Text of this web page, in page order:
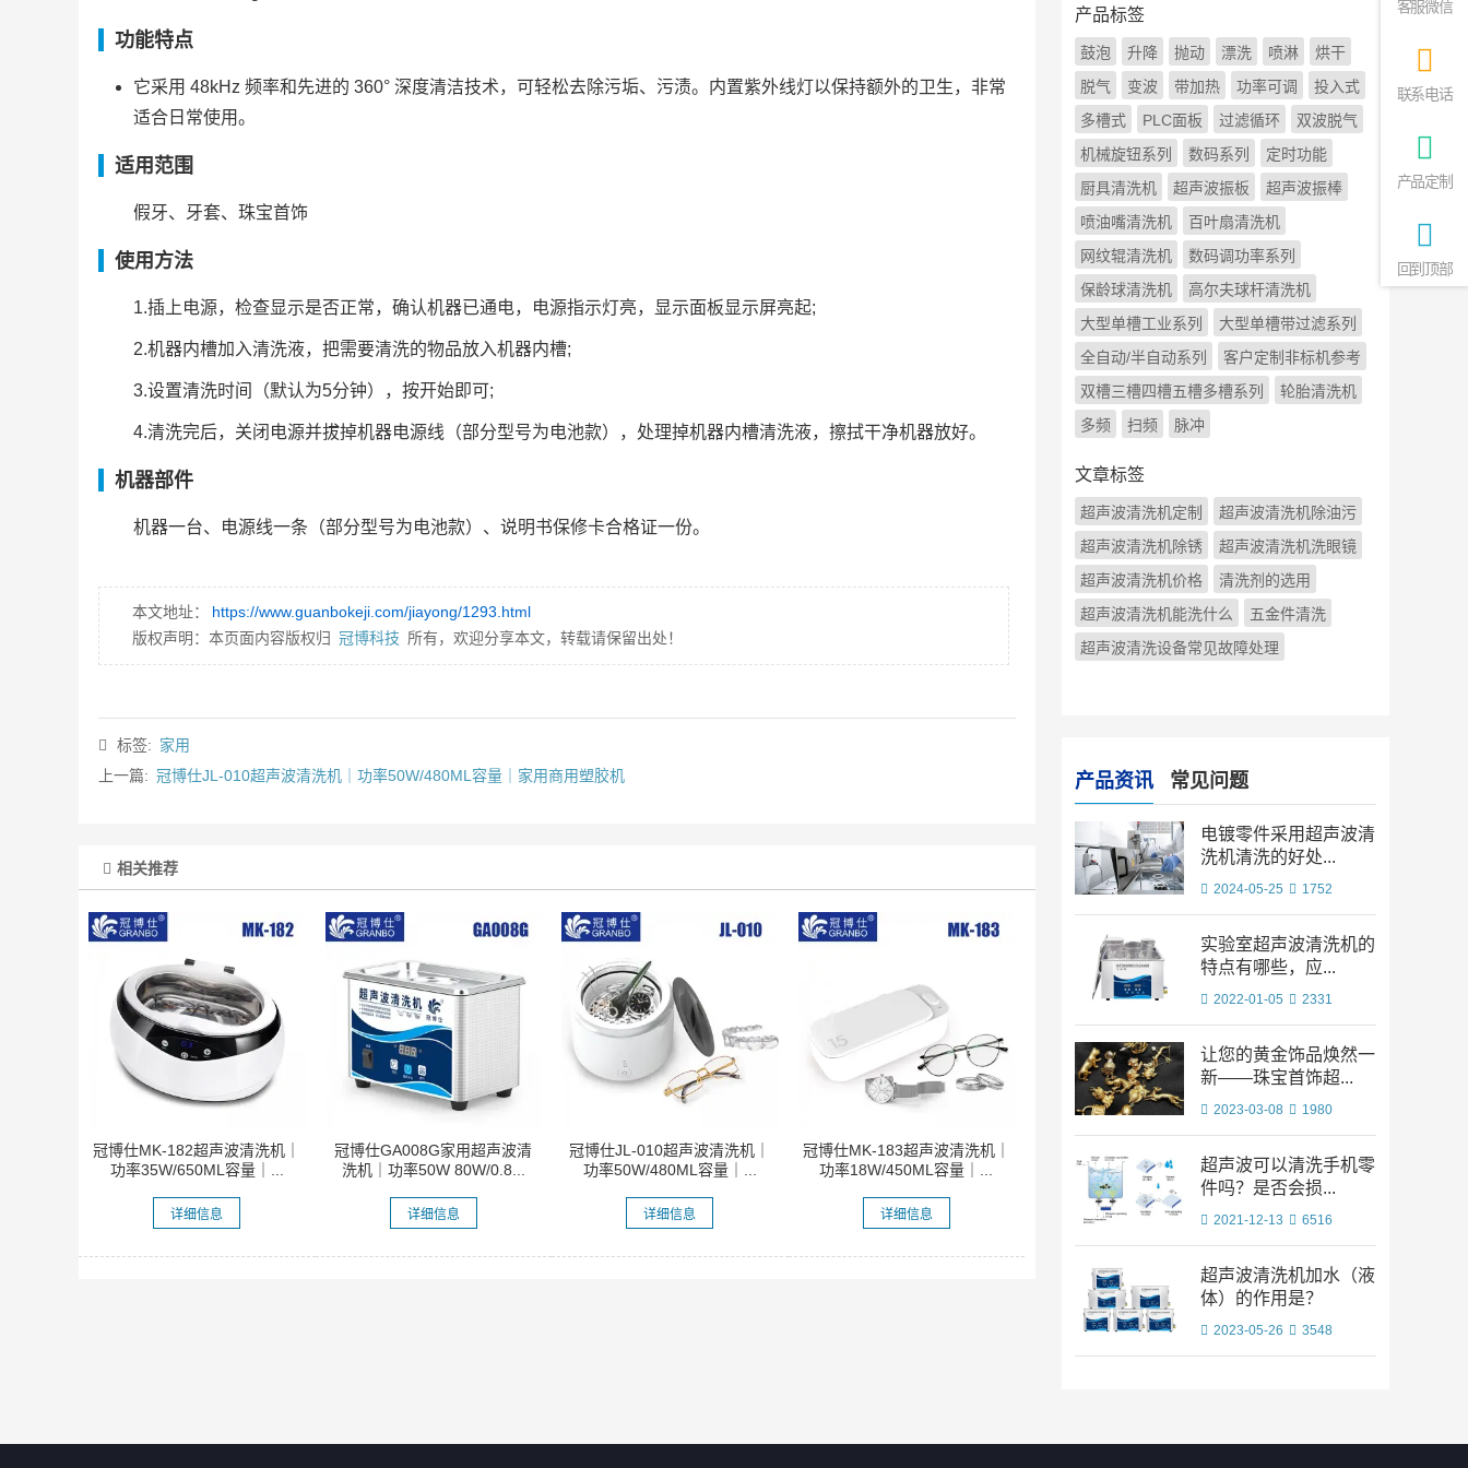
功能特点
它采用 48kHz 频率和先进的 360° 深度清洁技术，可轻松去除污垢、污渍。内置紫外线灯以保持额外的卫生，非常
适合日常使用。
适用范围
假牙、牙套、珠宝首饰
使用方法
1.插上电源，检查显示是否正常，确认机器已通电，电源指示灯亮，显示面板显示屏亮起;
2.机器内槽加入清洗液，把需要清洗的物品放入机器内槽;
3.设置清洗时间（默认为5分钟），按开始即可;
4.清洗完后，关闭电源并拔掉机器电源线（部分型号为电池款），处理掉机器内槽清洗液，擦拭干净机器放好。
机器部件
机器一台、电源线一条（部分型号为电池款）、说明书保修卡合格证一份。
本文地址：
https://www.guanbokeji.com/jiayong/1293.html
版权声明：本页面内容版权归 冠博科技 所有，欢迎分享本文，转载请保留出处！
标签: 家用
上一篇: 冠博仕JL-010超声波清洗机｜功率50W/480ML容量｜家用商用塑胶机
相关推荐
冠博仕MK-182超声波清洗机｜
功率35W/650ML容量｜...
详细信息
冠博仕GA008G家用超声波清
洗机｜功率50W 80W/0.8...
详细信息
冠博仕JL-010超声波清洗机｜
功率50W/480ML容量｜...
详细信息
冠博仕MK-183超声波清洗机｜
功率18W/450ML容量｜...
详细信息
产品标签
鼓泡 升降 抛动 漂洗 喷淋
烘干
脱气
变波 带加热 功率可调
投入式
多槽式
PLC面板 过滤循环
双波脱气
机械旋钮系列
数码系列
定时功能
厨具清洗机
超声波振板
超声波振棒
喷油嘴清洗机
百叶扇清洗机
网纹辊清洗机
数码调功率系列
保龄球清洗机
高尔夫球杆清洗机
大型单槽工业系列
大型单槽带过滤系列
全自动/半自动系列
客户定制非标机参考
双槽三槽四槽五槽多槽系列
轮胎清洗机
多频
扫频 脉冲
文章标签
超声波清洗机定制
超声波清洗机除油污
超声波清洗机除锈
超声波清洗机洗眼镜
超声波清洗机价格
清洗剂的选用
超声波清洗机能洗什么
五金件清洗
超声波清洗设备常见故障处理
产品资讯 常见问题
电镀零件采用超声波清
洗机清洗的好处...
2024-05-25 1752
实验室超声波清洗机的
特点有哪些，应...
2022-01-05 2331
让您的黄金饰品焕然一
新——珠宝首饰超...
2023-03-08 1980
超声波可以清洗手机零
件吗？是否会损...
2021-12-13 6516
超声波清洗机加水（液
体）的作用是？
2023-05-26 3548
客服微信
联系电话
产品定制
回到顶部